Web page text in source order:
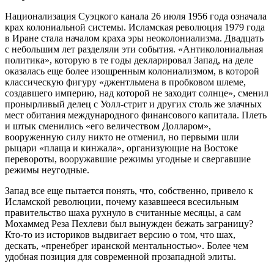
Национализация Суэцкого канала 26 июля 1956 года означала
крах колониальной системы. Исламская революция 1979 года
в Иране стала началом краха эры неоколониализма. Двадцать
с небольшим лет разделяли эти события. «Антиколониальная
политика», которую в те годы декларировал Запад, на деле
оказалась еще более изощренным колониализмом, в которой
классическую фигуру «джентльмена в пробковом шлеме,
создавшего империю, над которой не заходит солнце», сменил
пронырливый делец с Уолл-стрит и других столь же злачных
мест обитания международного финансового капитала. Плеть
и штык сменились «его величеством Долларом»,
вооруженную силу никто не отменил, но первыми шли
рыцари «плаща и кинжала», организующие на Востоке
перевороты, вооружавшие режимы угодные и свергавшие
режимы неугодные.
Запад все еще пытается понять, что, собственно, привело к
Исламской революции, почему казавшееся всесильным
правительство шаха рухнуло в считанные месяцы, а сам
Мохаммед Реза Пехлеви был вынужден бежать заграницу?
Кто-то из историков выдвигает версию о том, что шах,
дескать, «пренебрег иранской ментальностью». Более чем
удобная позиция для современной прозападной элиты.